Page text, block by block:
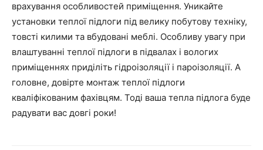
врахування особливостей приміщення. Уникайте
установки теплої підлоги під велику побутову техніку,
товсті килими та вбудовані меблі. Особливу увагу при
влаштуванні теплої підлоги в підвалах і вологих
приміщеннях приділіть гідроізоляції і пароізоляції. А
головне, довірте монтаж теплої підлоги
кваліфікованим фахівцям. Тоді ваша тепла підлога буде
радувати вас довгі роки!